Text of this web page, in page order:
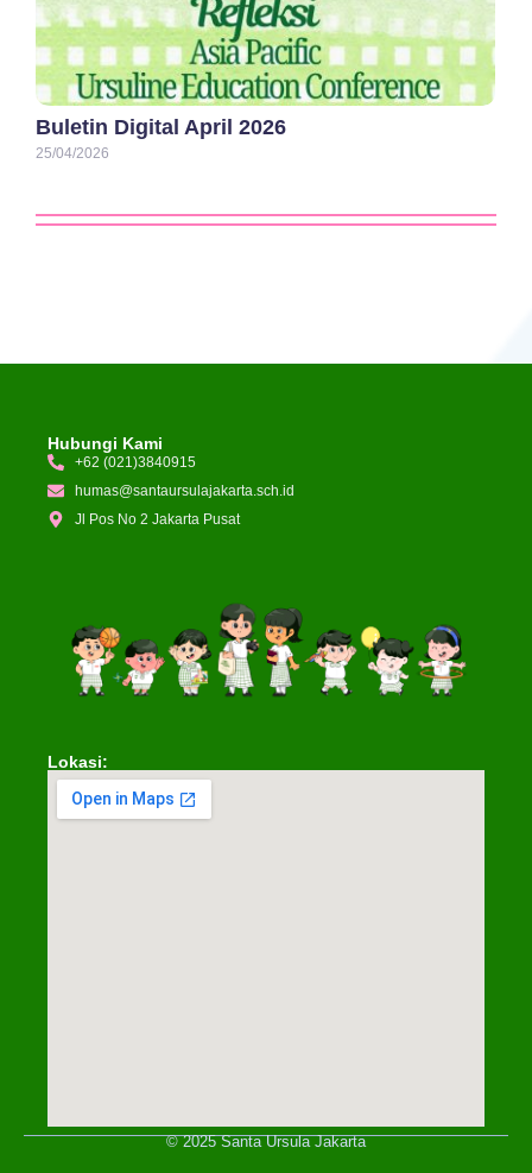
Buletin Digital April 2026
25/04/2026
Hubungi Kami
+62 (021)3840915
humas@santaursulajakarta.sch.id
Jl Pos No 2 Jakarta Pusat
Lokasi:
© 2025 Santa Ursula Jakarta